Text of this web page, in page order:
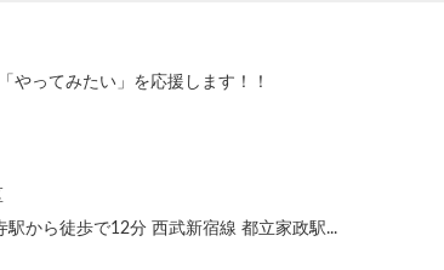
ってみたい」を応援します！！
駅から徒歩で12分 西武新宿線 都立家政駅...